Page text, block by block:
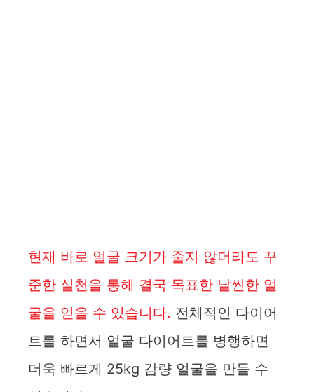
현재 바로 얼굴 크기가 줄지 않더라도 꾸
준한 실천을 통해 결국 목표한 날씬한 얼
굴을 얻을 수 있습니다. 전체적인 다이어
트를 하면서 얼굴 다이어트를 병행하면
더욱 빠르게 25kg 감량 얼굴을 만들 수